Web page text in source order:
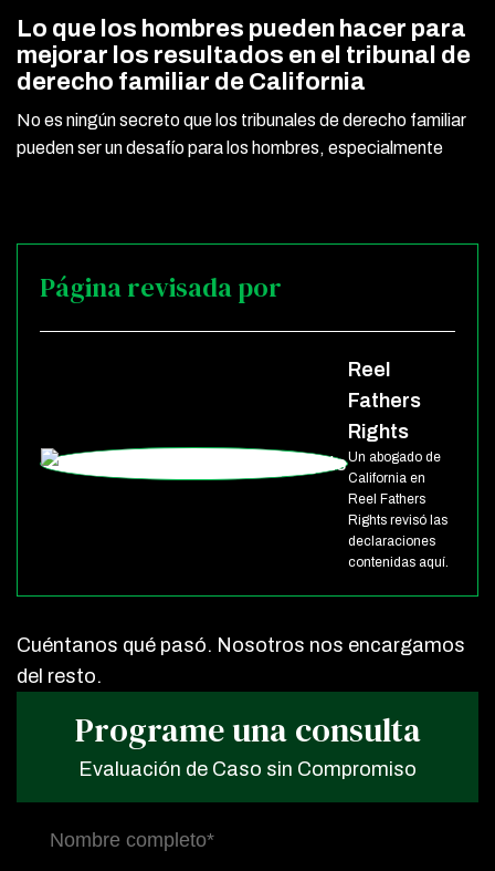
Lo que los hombres pueden hacer para
mejorar los resultados en el tribunal de
derecho familiar de California
No es ningún secreto que los tribunales de derecho familiar
pueden ser un desafío para los hombres, especialmente
Página revisada por
Reel
Fathers
Rights
Un abogado de
California en
Reel Fathers
Rights revisó las
declaraciones
contenidas aquí.
Cuéntanos qué pasó. Nosotros nos encargamos
del resto.
Programe una consulta
Evaluación de Caso sin Compromiso
Nombre